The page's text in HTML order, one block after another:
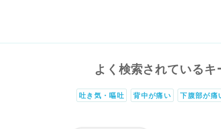
よく検索されているキ
吐き気・嘔吐 背中が痛い 下腹部が痛